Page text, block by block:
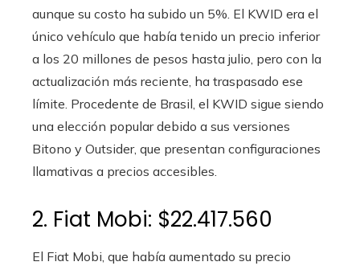
aunque su costo ha subido un 5%. El KWID era el
único vehículo que había tenido un precio inferior
a los 20 millones de pesos hasta julio, pero con la
actualización más reciente, ha traspasado ese
límite. Procedente de Brasil, el KWID sigue siendo
una elección popular debido a sus versiones
Bitono y Outsider, que presentan configuraciones
llamativas a precios accesibles.
2. Fiat Mobi: $22.417.560
El Fiat Mobi, que había aumentado su precio